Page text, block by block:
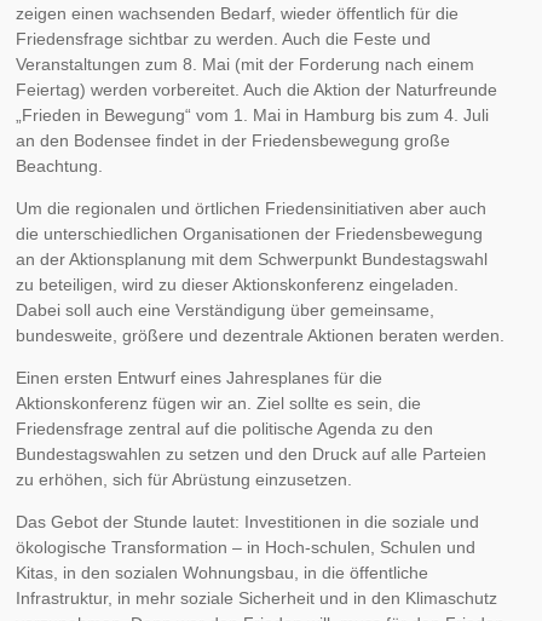
zeigen einen wachsenden Bedarf, wieder öffentlich für die
Friedensfrage sichtbar zu werden. Auch die Feste und
Veranstaltungen zum 8. Mai (mit der Forderung nach einem
Feiertag) werden vorbereitet. Auch die Aktion der Naturfreunde
„Frieden in Bewegung“ vom 1. Mai in Hamburg bis zum 4. Juli
an den Bodensee findet in der Friedensbewegung große
Beachtung.
Um die regionalen und örtlichen Friedensinitiativen aber auch
die unterschiedlichen Organisationen der Friedensbewegung
an der Aktionsplanung mit dem Schwerpunkt Bundestagswahl
zu beteiligen, wird zu dieser Aktionskonferenz eingeladen.
Dabei soll auch eine Verständigung über gemeinsame,
bundesweite, größere und dezentrale Aktionen beraten werden.
Einen ersten Entwurf eines Jahresplanes für die
Aktionskonferenz fügen wir an. Ziel sollte es sein, die
Friedensfrage zentral auf die politische Agenda zu den
Bundestagswahlen zu setzen und den Druck auf alle Parteien
zu erhöhen, sich für Abrüstung einzusetzen.
Das Gebot der Stunde lautet: Investitionen in die soziale und
ökologische Transformation – in Hoch-schulen, Schulen und
Kitas, in den sozialen Wohnungsbau, in die öffentliche
Infrastruktur, in mehr soziale Sicherheit und in den Klimaschutz